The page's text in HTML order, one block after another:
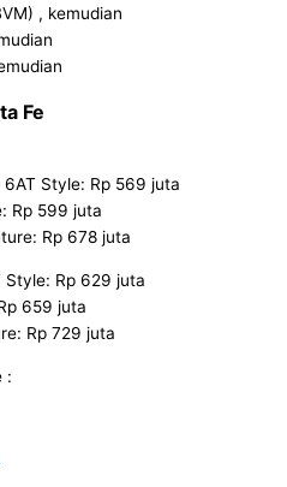
, kemudian
Fe
6AT Style: Rp 569 juta
Rp 599 juta
Rp 678 juta
Style: Rp 629 juta
659 juta
Rp 729 juta
: